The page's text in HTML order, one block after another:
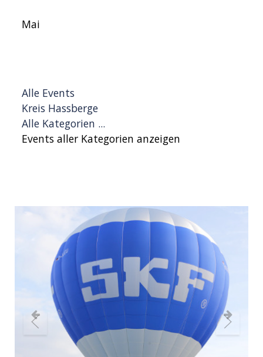
Mai
Alle Events
Kreis Hassberge
Alle Kategorien ...
Events aller Kategorien anzeigen